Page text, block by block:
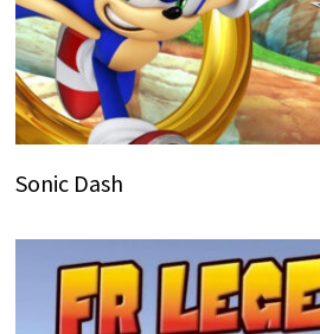
Sonic Dash